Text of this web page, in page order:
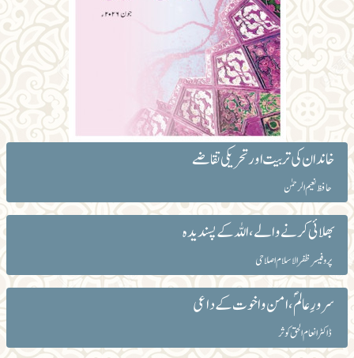
خاندان کی تربیت اور تحریکی تقاضے
حافظ نعیم الرحمٰن
بھلائی کرنے والے، اللہ کے پسندیدہ
پروفیسر ظفرالاسلام اصلاحی
سرورِ عالمؐ، امن و اخوت کے داعی
ڈاکٹر انعام الحق کوثر